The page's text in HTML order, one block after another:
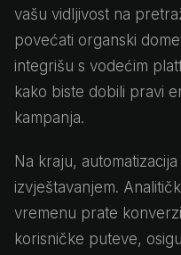
vašu vidljivost na
povećati organski
integrišu s vodećim
kako biste dobili pravi
kampanja.
Na kraju,
izvještavanjem.
vremenu prate
korisničke puteve,